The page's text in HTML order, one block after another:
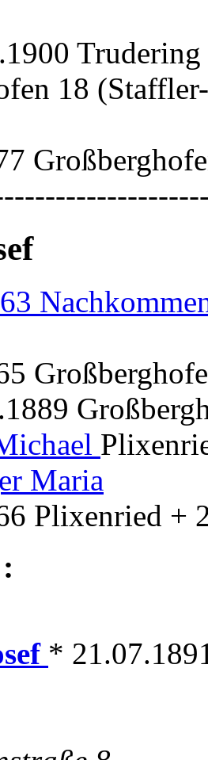
Trudering
18
Maria
Plixenried +
*